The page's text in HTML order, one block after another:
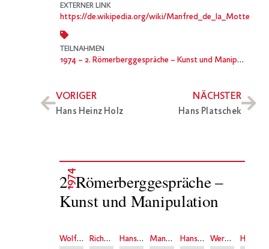
EXTERNER LINK
https://de.wikipedia.org/wiki/Manfred_de_la_Motte
TEILNAHMEN
1974 – 2. Römerberggespräche – Kunst und Manipulation
VORIGER
Hans Heinz Holz
NÄCHSTER
Hans Platschek
1974
2. Römerberggespräche –
Kunst und Manipulation
Wolfgang Fritz Haug Richard Hiepe Hans Heinz Holz Manfred de la Motte Hans Platschek Werner Schmalenbach